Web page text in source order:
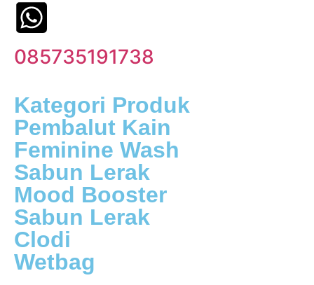
085735191738
Kategori Produk
Pembalut Kain
Feminine Wash
Sabun Lerak
Mood Booster
Sabun Lerak
Clodi
Wetbag